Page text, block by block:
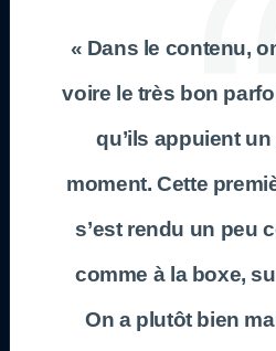
« Dans le contenu,
voire le très bon
qu’ils appuient
moment. Cette
s’est rendu un peu
comme à la boxe,
On a plutôt bien